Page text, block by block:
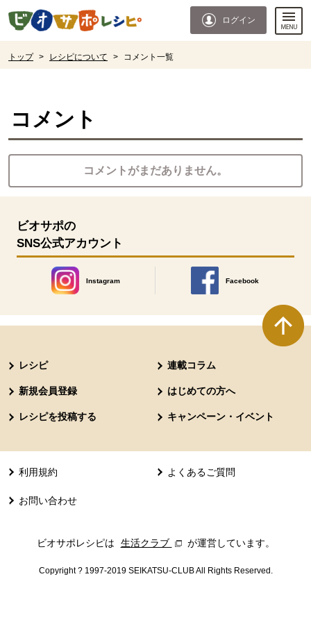
ページの先頭です。
ログイン
トップ > レシピについて > コメント一覧
コメント
コメントがまだありません。
ビオサポの
SNS公式アカウント
Instagram
別のウィンドウで開きます。
Facebook
別のウィンドウで開きます
レシピ 連載コラム
新規会員登録 はじめての方へ
レシピを投稿する キャンペーン・イベント
利用規約 よくあるご質問
お問い合わせ
ビオサポレシピは 生活クラブ 別のウィンドウで開きます。
が運営しています。
Copyright ? 1997-2019 SEIKATSU-CLUB All Rights Reserved.